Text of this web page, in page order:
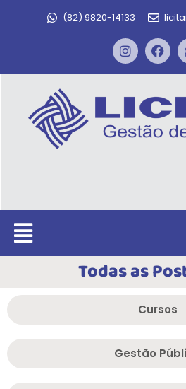
(82) 9820-14133
Todas as
Cursos
Gestão